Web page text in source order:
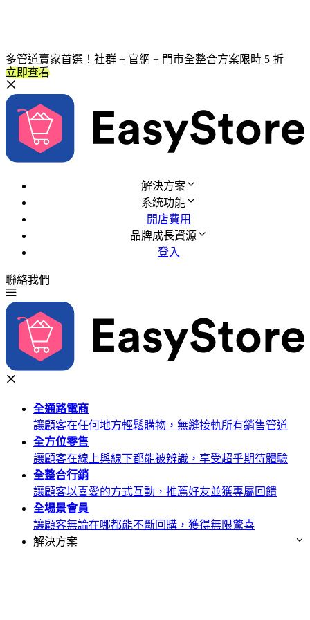
多管道賣家首選！社群 + 官網 + 門市全整合方案限時 5 折
立即查看
解決方案
系統功能
開店費用
品牌成長資源
登入
聯絡我們
全通路電商
讓顧客在任何地方輕鬆購物，無縫接軌所有銷售管道
全方位零售
讓顧客在線上與線下都能被辨識，享受超乎期待體驗
全整合行銷
讓顧客以喜愛的方式互動，推薦好友並獲專屬回饋
全場景會員
讓顧客無論在哪都能不斷回購，獲得無限驚喜
解決方案